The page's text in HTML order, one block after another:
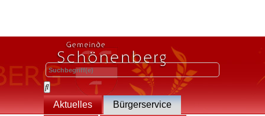
Aktuelles
Bürgerservice